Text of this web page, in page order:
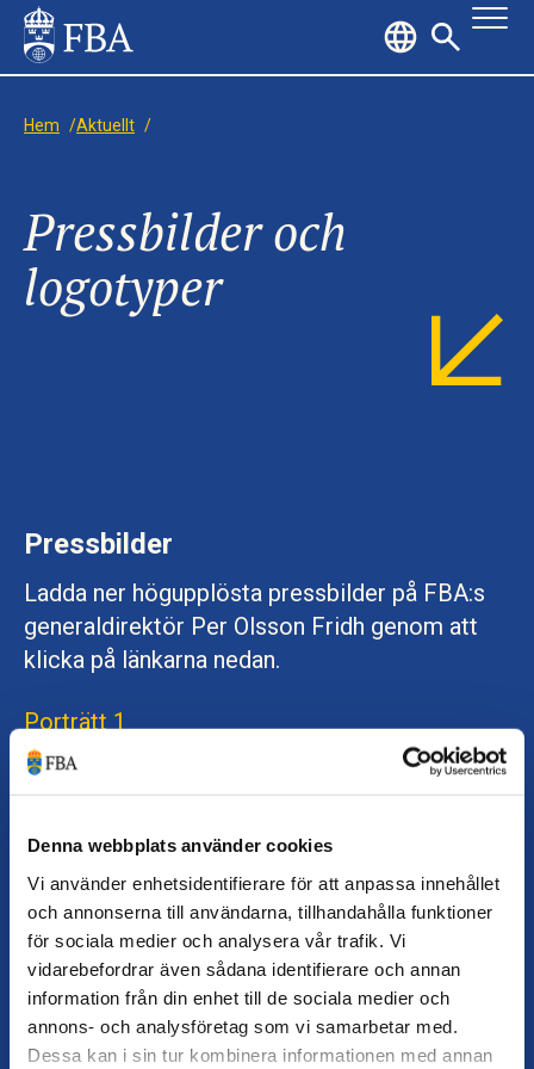
Denna webbplats använder cookies
Vi använder enhetsidentifierare för att anpassa innehållet
och annonserna till användarna, tillhandahålla funktioner
för sociala medier och analysera vår trafik. Vi
vidarebefordrar även sådana identifierare och annan
information från din enhet till de sociala medier och
annons- och analysföretag som vi samarbetar med.
Dessa kan i sin tur kombinera informationen med annan
Hem /Aktuellt /
Pressbilder och
logotyper
Pressbilder
Ladda ner högupplösta pressbilder på FBA:s
generaldirektör Per Olsson Fridh genom att
klicka på länkarna nedan.
Porträtt 1
Porträtt 2
Logotyper
Kontakta FBA:s kommunikationasavdelning
för användning av logotyp för webb och tryck.
FBA:s logotyp får inte användas utan